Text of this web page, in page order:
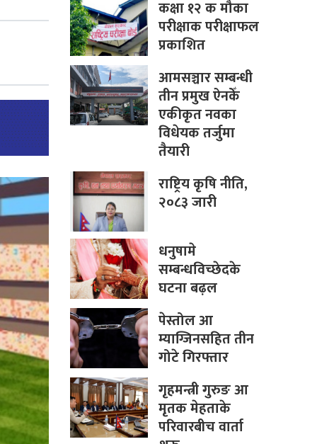
कक्षा १२ क मौका
परीक्षाक परीक्षाफल
प्रकाशित
आमसञ्चार सम्बन्धी
तीन प्रमुख ऐनकेँ
एकीकृत नवका
विधेयक तर्जुमा
तैयारी
राष्ट्रिय कृषि नीति,
२०८३ जारी
धनुषामे
सम्बन्धविच्छेदके
घटना बढ़ल
पेस्तोल आ
म्याग्जिनसहित तीन
गोटे गिरफ्तार
गृहमन्त्री गुरुङ आ
मृतक मेहताके
परिवारबीच वार्ता